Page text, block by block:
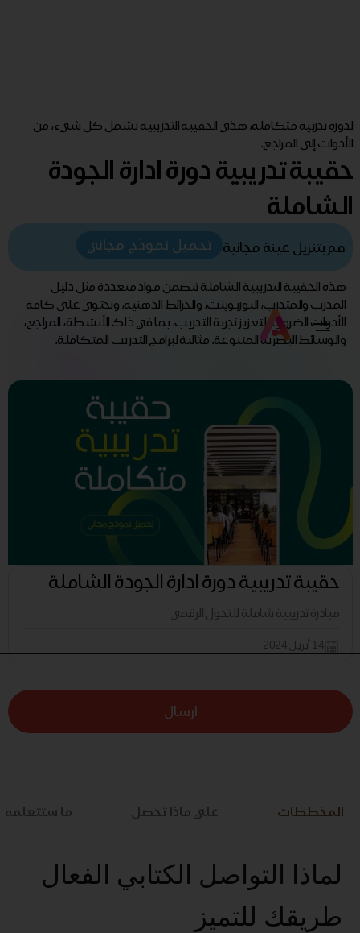
لدورة تدربية متكاملة، هذي الحقيبة التدريبية تشمل كل شيء، من
الأدوات إلى المراجع.
حقيبة تدريبية دورة ادارة الجودة
الشاملة
قم بتنزيل عينة مجانية تحميل نموذج مجاني
هذه الحقيبة التدريبية الشاملة تتضمن مواد متعددة مثل دليل
المدرب والمتدرب، البوربوينت، والخرائط الذهنية، وتحتوي على كافة
الأدوات الضرورية لتعزيز تجربة التدريب، بما في ذلك الأنشطة، المراجع،
والوسائط البصرية المتنوعة. مثالية لبرامج التدريب المتكاملة.
حقيبة تدريبية دورة ادارة الجودة الشاملة
مبادرة تدريبية شاملة للتحول الرقمي
14 أبريل 2024
ارسال
المخططات علي ماذا تحصل ما ستتعلمه
لماذا التواصل الكتابي الفعال
طريقك للتميز